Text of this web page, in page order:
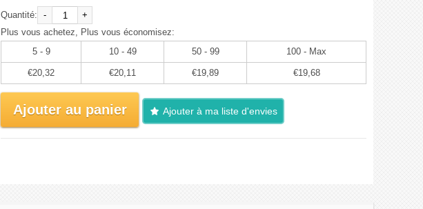
Quantité: -
+
Plus vous achetez, Plus vous économisez:
5 - 9
10 - 49 50 - 99 100 - Max
€20,32 €20,11 €19,89 €19,68
Ajouter au panier Ajouter à ma liste d'envies